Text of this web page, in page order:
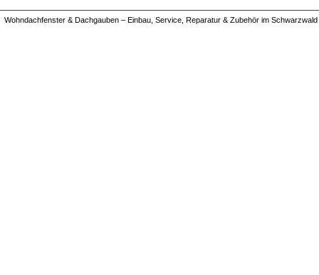
Wohndachfenster & Dachgauben – Einbau, Service, Reparatur & Zubehör im